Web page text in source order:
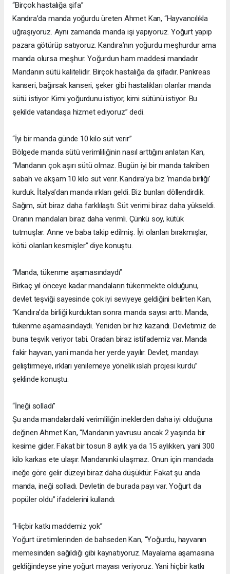
“Birçok hastalığa şifa”
Kandıra’da manda yoğurdu üreten Ahmet Kan, “Hayvancılıkla
uğraşıyoruz. Aynı zamanda manda işi yapıyoruz. Yoğurt yapıp
pazara götürüp satıyoruz. Kandıra’nın yoğurdu meşhurdur ama
manda olursa meşhur. Yoğurdun ham maddesi mandadır.
Mandanın sütü kalitelidir. Birçok hastalığa da şifadır. Pankreas
kanseri, bağırsak kanseri, şeker gibi hastalıkları olanlar manda
sütü istiyor. Kimi yoğurdunu istiyor, kimi sütünü istiyor. Bu
şekilde vatandaşa hizmet ediyoruz” dedi.
“İyi bir manda günde 10 kilo süt verir”
Bölgede manda sütü verimliliğinin nasıl arttığını anlatan Kan,
“Mandanın çok aşırı sütü olmaz. Bugün iyi bir manda takriben
sabah ve akşam 10 kilo süt verir. Kandıra’ya biz ‘manda birliği’
kurduk. İtalya’dan manda ırkları geldi. Biz bunları döllendirdik.
Sağım, süt biraz daha farklılaştı. Süt verimi biraz daha yükseldi.
Oranın mandaları biraz daha verimli. Çünkü soy, kütük
tutmuşlar. Anne ve baba takip edilmiş. İyi olanları bırakmışlar,
kötü olanları kesmişler” diye konuştu.
“Manda, tükenme aşamasındaydı”
Birkaç yıl önceye kadar mandaların tükenmekte olduğunu,
devlet teşviği sayesinde çok iyi seviyeye geldiğini belirten Kan,
“Kandıra’da birliği kurduktan sonra manda sayısı arttı. Manda,
tükenme aşamasındaydı. Yeniden bir hız kazandı. Devletimiz de
buna teşvik veriyor tabi. Oradan biraz istifademiz var. Manda
fakir hayvan, yani manda her yerde yayılır. Devlet, mandayı
geliştirmeye, ırkları yenilemeye yönelik ıslah projesi kurdu”
şeklinde konuştu.
“İneği solladı”
Şu anda mandalardaki verimliliğin ineklerden daha iyi olduğuna
değinen Ahmet Kan, “Mandanın yavrusu ancak 2 yaşında bir
kesime gider. Fakat bir tosun 8 aylık ya da 15 aylıkken, yani 300
kilo karkas ete ulaşır. Mandanınki ulaşmaz. Onun için mandada
ineğe göre gelir düzeyi biraz daha düşüktür. Fakat şu anda
manda, ineği solladı. Devletin de burada payı var. Yoğurt da
popüler oldu” ifadelerini kullandı.
“Hiçbir katkı maddemiz yok”
Yoğurt üretimlerinden de bahseden Kan, “Yoğurdu, hayvanın
memesinden sağıldığı gibi kaynatıyoruz. Mayalama aşamasına
geldiğindeyse yine yoğurt mayası veriyoruz. Yani hiçbir katkı